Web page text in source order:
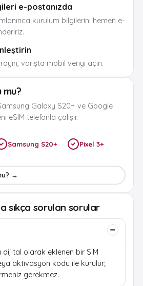
e-postanızda
kurulum bilgilerini hemen e-
varışta mobil veriyi açın.
mu?
Galaxy S20+ ve Google
eSIM telefonla çalışır.
Samsung S20+ Pixel 3+
→
sıkça sorulan sorular
dijital olarak eklenen bir SIM
aktivasyon kodu ile kurulur;
gerekmez.